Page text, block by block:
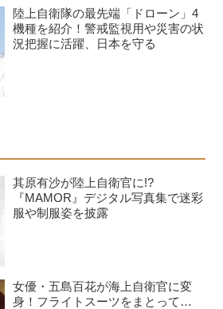
陸上自衛隊の最先端「ドローン」4
機種を紹介！警戒監視用や災害の状
況把握に活躍、日本を守る
其原有沙が陸上自衛官に!?
『MAMOR』デジタル写真集で迷彩
服や制服姿を披露
女優・五島百花が海上自衛官に変
身！フライトスーツをまとって…